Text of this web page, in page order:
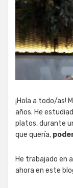
¡Hola a todo/as!
años. He
platos, durante
que quería,
He trabajado en
ahora en este